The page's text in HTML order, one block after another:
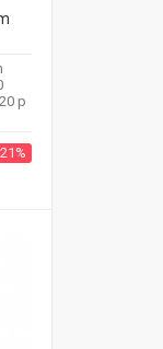
p